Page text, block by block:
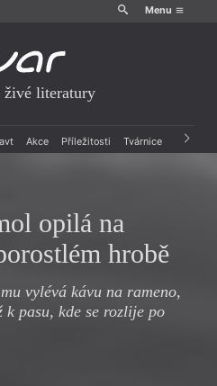
Menu
živé literatury
Akce Příležitosti Tvárnice Archiv
opilá na
hrobě
vylévá kávu na rameno,
k pasu, kde se rozlije po